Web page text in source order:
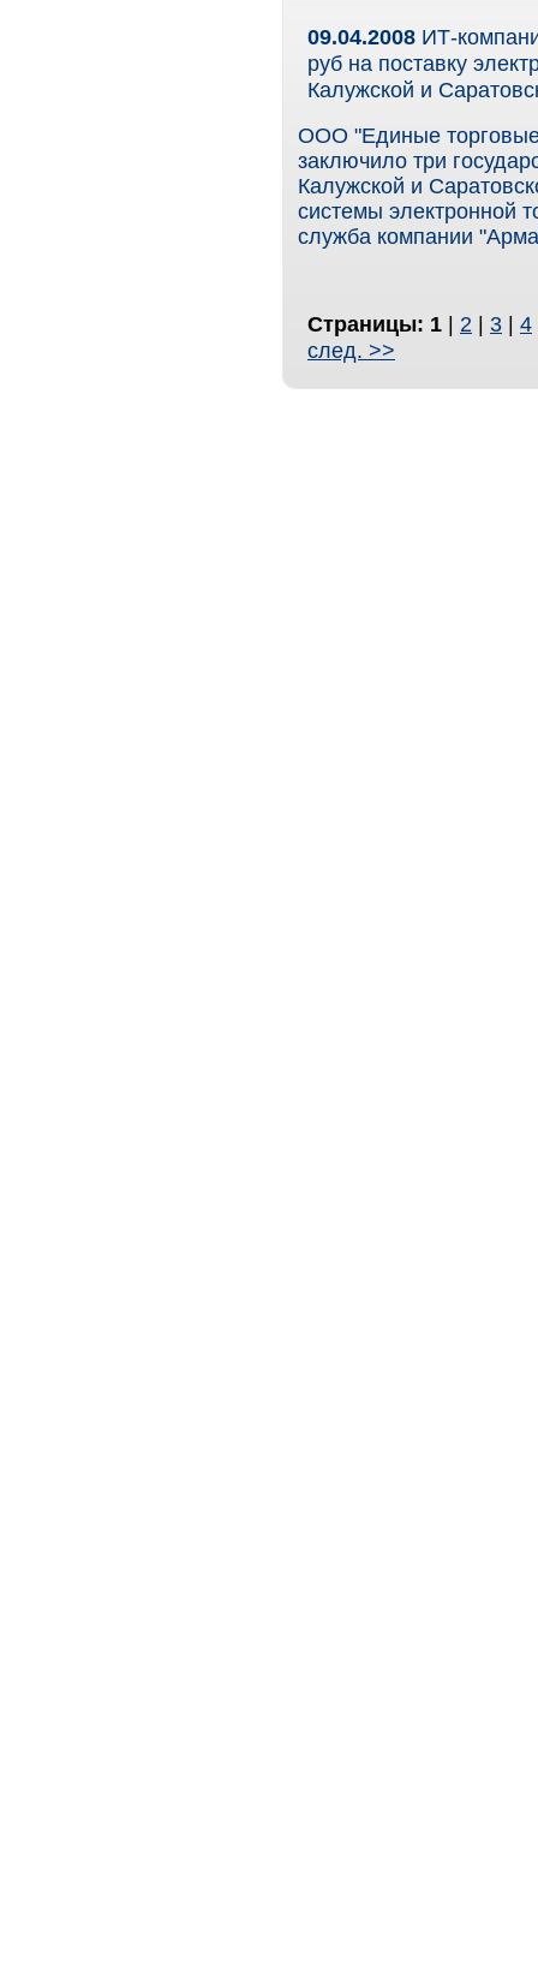
09.04.2008 ИТ-
руб на поставку
Калужской и
ООО "Единые
заключило три
Калужской и
системы электронной
служба компании
Страницы: 1 | 2 | 3 | 4
след. >>